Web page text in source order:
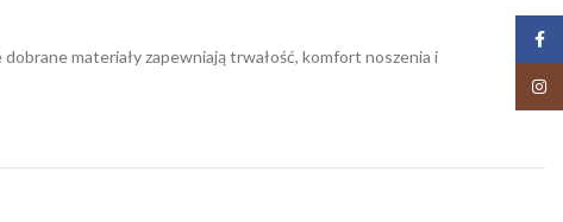
materiały zapewniają trwałość, komfort noszenia i